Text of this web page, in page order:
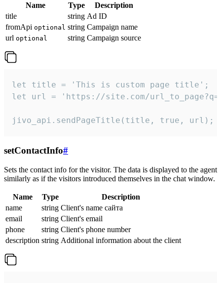
Name Type
Description
title
string Ad ID
fromApi optional string Campaign name
url optional string Campaign source
let title = 'This is custom page title';
let url = 'https://site.com/
jivo_api.sendPageTitle(title, true, url);
setContactInfo#
Sets the contact info for the visitor. The data is displayed to the agent
similarly as if the visitors introduced themselves in the chat window.
Name Type
Description
name
string Client's name сайта
email
string Client's email
phone
string Client's phone number
description string Additional information about the client